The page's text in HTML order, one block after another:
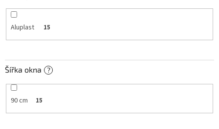
Aluplast 15
Šířka okna ?
90 cm 15